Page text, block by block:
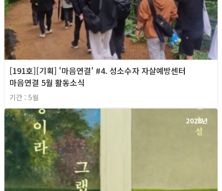
[191호][기획] '마음연결' #4. 성소수자 자살예방센터
마음연결 5월 활동소식
기간 : 5월
2026년